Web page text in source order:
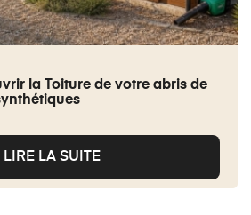
la Toiture de votre abris de
LIRE LA SUITE